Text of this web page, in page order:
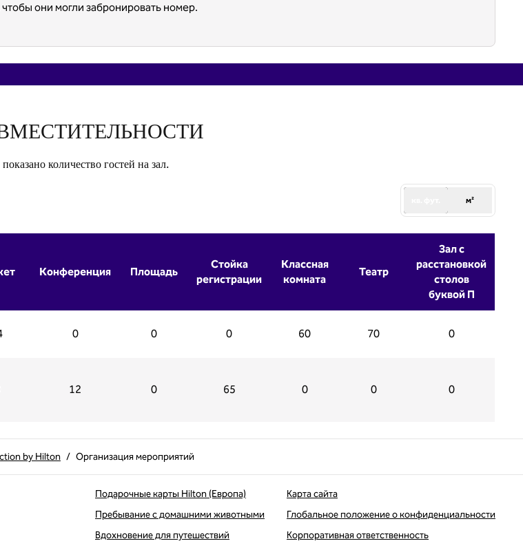
они могли забронировать номер.
1/2
количество гостей на зал.
м²
Конференция Площадь
Стойка
регистрации
Классная
комната
Театр
Зал с
расстановкой
столов
буквой П
0 0 0 60 70 0
12 0 65 0 0 0
by Hilton / Организация мероприятий
Подарочные карты Hilton (Европа)
Пребывание с домашними животными
Вдохновение для путешествий
Карта сайта
Глобальное положение о конфиденциальности
Корпоративная ответственность